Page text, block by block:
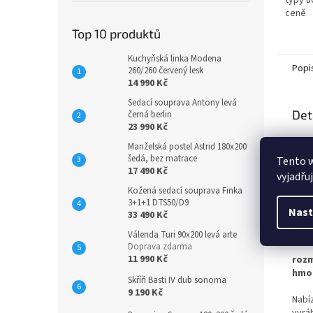
Tento
Top 10 produktů
Kuchyňská linka Modena
260/260 červený lesk
14 990 Kč
Sedací souprava Antony levá
černá berlin
23 990 Kč
Manželská postel Astrid 180x200
šedá, bez matrace
17 490 Kč
Kožená sedací souprava Finka
3+1+1 DTS50/D9
33 490 Kč
Válenda Turi 90x200 levá arte
Doprava zdarma
11 990 Kč
Skříň Basti IV dub sonoma
9 190 Kč
ceně
v